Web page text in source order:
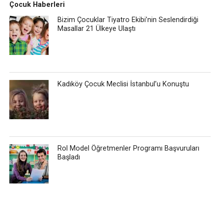
Çocuk Haberleri
Bizim Çocuklar Tiyatro Ekibi’nin Seslendirdiği
Masallar 21 Ülkeye Ulaştı
Kadıköy Çocuk Meclisi İstanbul’u Konuştu
Rol Model Öğretmenler Programı Başvuruları
Başladı